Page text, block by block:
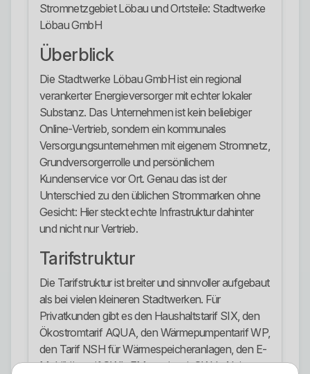
Stromnetzgebiet Löbau und Ortsteile: Stadtwerke
Löbau GmbH
Überblick
Die Stadtwerke Löbau GmbH ist ein regional
verankerter Energieversorger mit echter lokaler
Substanz. Das Unternehmen ist kein beliebiger
Online-Vertrieb, sondern ein kommunales
Versorgungsunternehmen mit eigenem Stromnetz,
Grundversorgerrolle und persönlichem
Kundenservice vor Ort. Genau das ist der
Unterschied zu den üblichen Strommarken ohne
Gesicht: Hier steckt echte Infrastruktur dahinter
und nicht nur Vertrieb.
Tarifstruktur
Die Tarifstruktur ist breiter und sinnvoller aufgebaut
als bei vielen kleineren Stadtwerken. Für
Privatkunden gibt es den Haushaltstarif SIX, den
Ökostromtarif AQUA, den Wärmepumpentarif WP,
den Tarif NSH für Wärmespeicheranlagen, den E-
Mobilitätstarif SWL-EM sowie mit SW-L Aktiv